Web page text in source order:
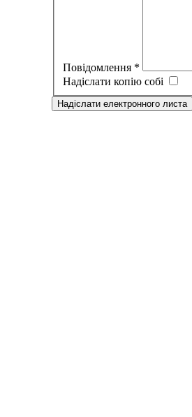
Повідомлення *
Надіслати копію собі
Надіслати електронного листа